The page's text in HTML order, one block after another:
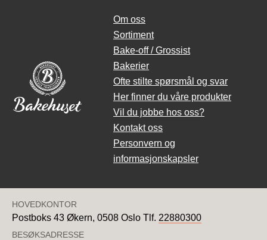
Om oss
Sortiment
Bake-off / Grossist
Bakerier
Ofte stilte spørsmål og svar
Her finner du våre produkter
Vil du jobbe hos oss?
Kontakt oss
Personvern og
informasjonskapsler
HOVEDKONTOR
Postboks 43 Økern, 0508 Oslo Tlf. 22880300
BESØKSADRESSE